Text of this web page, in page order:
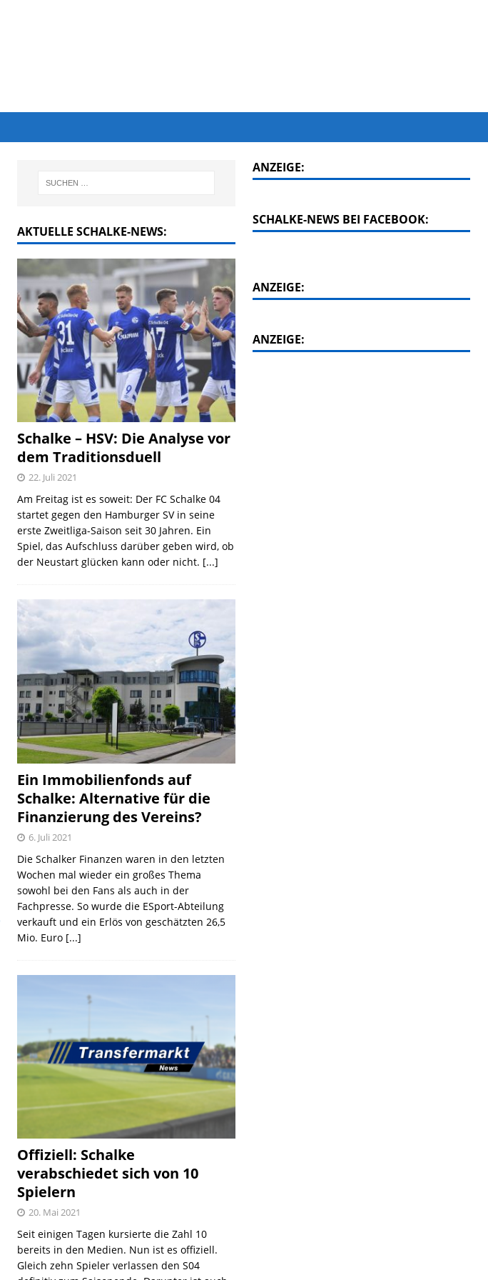
AKTUELLE SCHALKE-NEWS:
Schalke – HSV: Die Analyse vor
dem Traditionsduell
22. Juli 2021
Am Freitag ist es soweit: Der FC Schalke 04
startet gegen den Hamburger SV in seine
erste Zweitliga-Saison seit 30 Jahren. Ein
Spiel, das Aufschluss darüber geben wird, ob
der Neustart glücken kann oder nicht. [...]
Ein Immobilienfonds auf
Schalke: Alternative für die
Finanzierung des Vereins?
6. Juli 2021
Die Schalker Finanzen waren in den letzten
Wochen mal wieder ein großes Thema
sowohl bei den Fans als auch in der
Fachpresse. So wurde die ESport-Abteilung
verkauft und ein Erlös von geschätzten 26,5
Mio. Euro [...]
Offiziell: Schalke
verabschiedet sich von 10
Spielern
20. Mai 2021
Seit einigen Tagen kursierte die Zahl 10
bereits in den Medien. Nun ist es offiziell.
Gleich zehn Spieler verlassen den S04
ANZEIGE:
SCHALKE-NEWS BEI FACEBOOK:
ANZEIGE:
ANZEIGE: